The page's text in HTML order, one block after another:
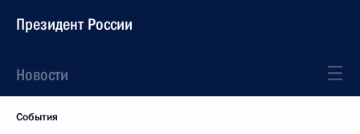
Президент России
Новости
События